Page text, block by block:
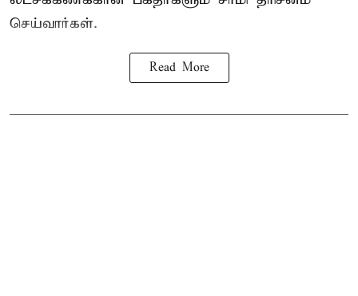
செய்வார்கள்.
Read More